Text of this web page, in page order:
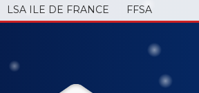
LSA ILE DE FRANCE FFSA